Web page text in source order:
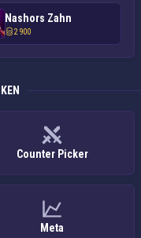
Nashors Zahn
2 900
Counter Picker
Meta